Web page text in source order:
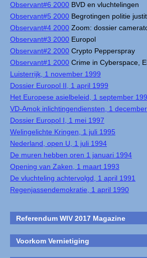
Observant#6 2000 BVD en vluchtelingen
Observant#5 2000 Begrotingen politie
Observant#4 2000 Zoom: dossier
Observant#3 2000 Europol
Observant#2 2000 Crypto Pepperspray
Observant#1 2000 Crime in Cyberspace,
Luisterrijk, 1 november 1999
Dossier Europol II, 1 april 1999
Het Europese asielbeleid, 1 september
VD-Amok inlichtingendiensten, 1
Dossier Europol I, 1 mei 1997
Welingelichte Kringen, 1 juli 1995
Nederland, open U, 1 juli 1994
De muren hebben oren 1 januari 1994
Opening van Zaken, 1 maart 1993
De vluchteling achtervolgd, 1 april 1991
Regenjassendemokratie, 1 april 1990
Referendum WIV 2017 Magazine
Voorkom Vernietiging